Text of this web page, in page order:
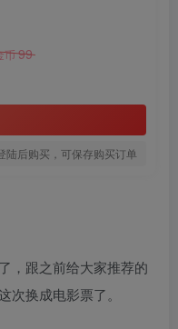
币99
陆后购买，可保存购买订单
，跟之前给大家推荐的
换成电影票了。